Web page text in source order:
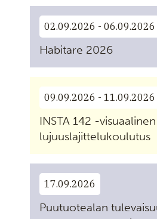
02.09.2026 - 06.09.2026
Habitare 2026
09.09.2026 - 11.09.2026
INSTA 142 -visuaalinen
lujuuslajittelukoulutus
17.09.2026
Puutuotealan